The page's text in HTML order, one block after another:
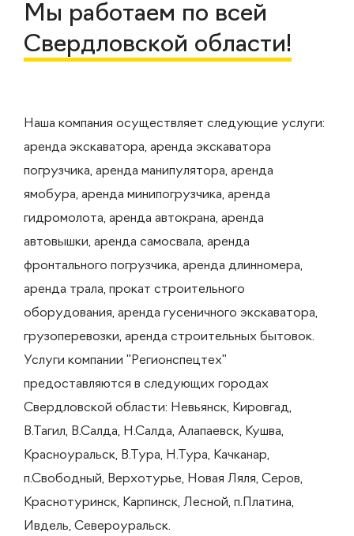
Мы работаем по всей
Свердловской области!
Наша компания осуществляет следующие услуги:
аренда экскаватора, аренда экскаватора
погрузчика, аренда манипулятора, аренда
ямобура, аренда минипогрузчика, аренда
гидромолота, аренда автокрана, аренда
автовышки, аренда самосвала, аренда
фронтального погрузчика, аренда длинномера,
аренда трала, прокат строительного
оборудования, аренда гусеничного экскаватора,
грузоперевозки, аренда строительных бытовок.
Услуги компании "Регионспецтех"
предоставляются в следующих городах
Свердловской области: Невьянск, Кировгад,
В.Тагил, В.Салда, Н.Салда, Алапаевск, Кушва,
Красноуральск, В.Тура, Н.Тура, Качканар,
п.Свободный, Верхотурье, Новая Ляля, Серов,
Краснотуринск, Карпинск, Лесной, п.Платина,
Ивдель, Североуральск.